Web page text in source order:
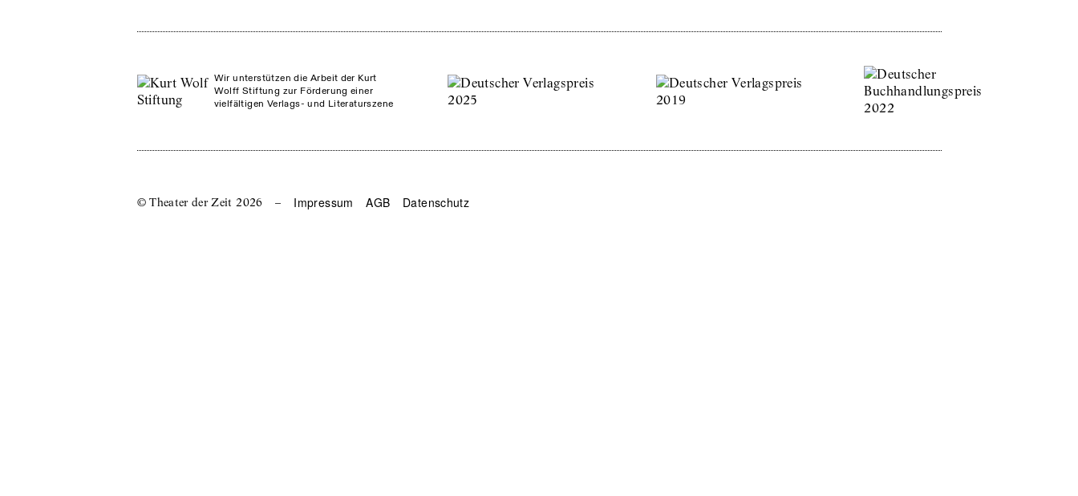
Wir unterstützen die Arbeit der Kurt
Wolff Stiftung zur Förderung einer
vielfältigen Verlags- und Literaturszene
© Theater der Zeit2026 – Impressum AGB Datenschutz